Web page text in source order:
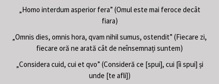
„Homo interdum asperior fera” (Omul este mai feroce decât
fiara)
„Omnis dies, omnis hora, qvam nihil sumus, ostendit” (Fiecare zi,
fiecare oră ne arată cât de neînsemnați suntem)
„Considera cuid, cui et qvo” (Consideră ce [spui], cui [îi spui] și
unde [te afli])